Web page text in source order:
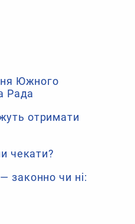
Южного
Рада
отримати
чекати?
законно чи ні: